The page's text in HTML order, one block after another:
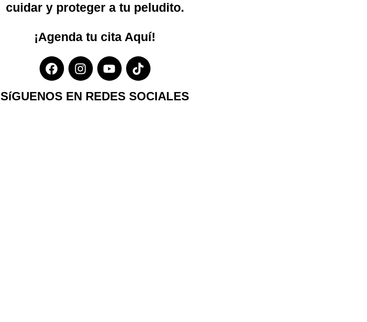
cuidar y proteger a tu peludito.
¡Agenda tu cita Aquí!
SíGUENOS EN REDES SOCIALES